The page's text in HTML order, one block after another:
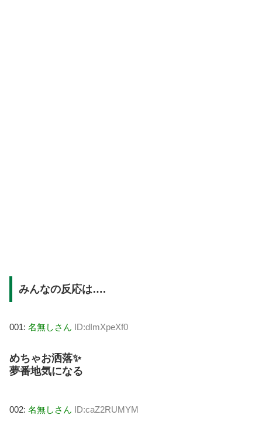
みんなの反応は….
001: 名無しさん ID:dImXpeXf0
めちゃお洒落✨
夢番地気になる
002: 名無しさん ID:caZ2RUMYM